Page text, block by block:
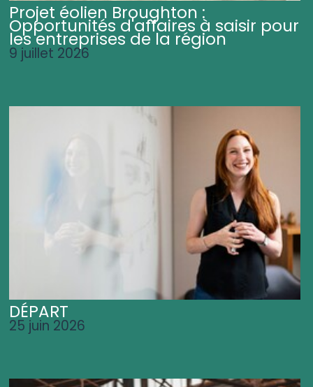
Projet éolien Broughton :
Opportunités d'affaires à saisir pour
les entreprises de la région
9 juillet 2026
DÉPART
25 juin 2026